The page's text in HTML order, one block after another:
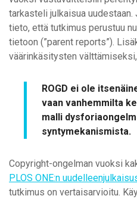
tarkasteli julkaisua
tieto, että tutkimus perustuu
tietoon (”parent reports”).
väärinkäsitysten
ROGD ei ole
vaan vanhemmilta
malli
syntymekanismista.
Copyright-ongelman vuoksi
PLOS ONE:n
tutkimus on vertaisarvioitu.